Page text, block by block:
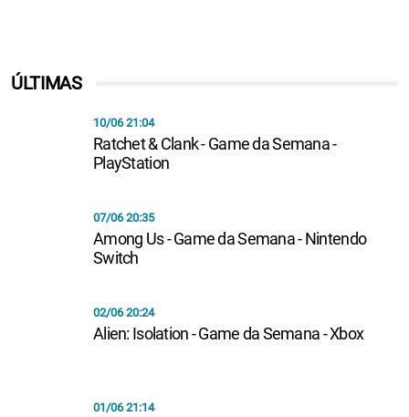
ÚLTIMAS
10/06 21:04
Ratchet & Clank - Game da Semana -
PlayStation
07/06 20:35
Among Us - Game da Semana - Nintendo
Switch
02/06 20:24
Alien: Isolation - Game da Semana - Xbox
01/06 21:14